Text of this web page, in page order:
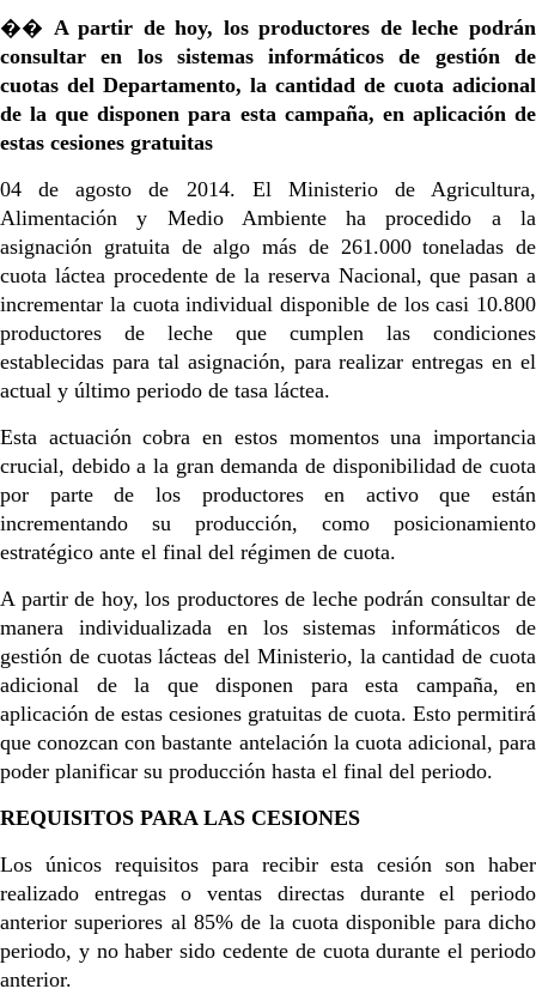
�� A partir de hoy, los productores de leche podrán
consultar en los sistemas informáticos de gestión de
cuotas del Departamento, la cantidad de cuota adicional
de la que disponen para esta campaña, en aplicación de
estas cesiones gratuitas
04 de agosto de 2014. El Ministerio de Agricultura,
Alimentación y Medio Ambiente ha procedido a la
asignación gratuita de algo más de 261.000 toneladas de
cuota láctea procedente de la reserva Nacional, que pasan a
incrementar la cuota individual disponible de los casi 10.800
productores de leche que cumplen las condiciones
establecidas para tal asignación, para realizar entregas en el
actual y último periodo de tasa láctea.
Esta actuación cobra en estos momentos una importancia
crucial, debido a la gran demanda de disponibilidad de cuota
por parte de los productores en activo que están
incrementando su producción, como posicionamiento
estratégico ante el final del régimen de cuota.
A partir de hoy, los productores de leche podrán consultar de
manera individualizada en los sistemas informáticos de
gestión de cuotas lácteas del Ministerio, la cantidad de cuota
adicional de la que disponen para esta campaña, en
aplicación de estas cesiones gratuitas de cuota. Esto permitirá
que conozcan con bastante antelación la cuota adicional, para
poder planificar su producción hasta el final del periodo.
REQUISITOS PARA LAS CESIONES
Los únicos requisitos para recibir esta cesión son haber
realizado entregas o ventas directas durante el periodo
anterior superiores al 85% de la cuota disponible para dicho
periodo, y no haber sido cedente de cuota durante el periodo
anterior.